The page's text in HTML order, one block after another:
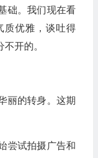
础。我们现在看
质优雅，谈吐得
开的。
丽的转身。这期
尝试拍摄广告和